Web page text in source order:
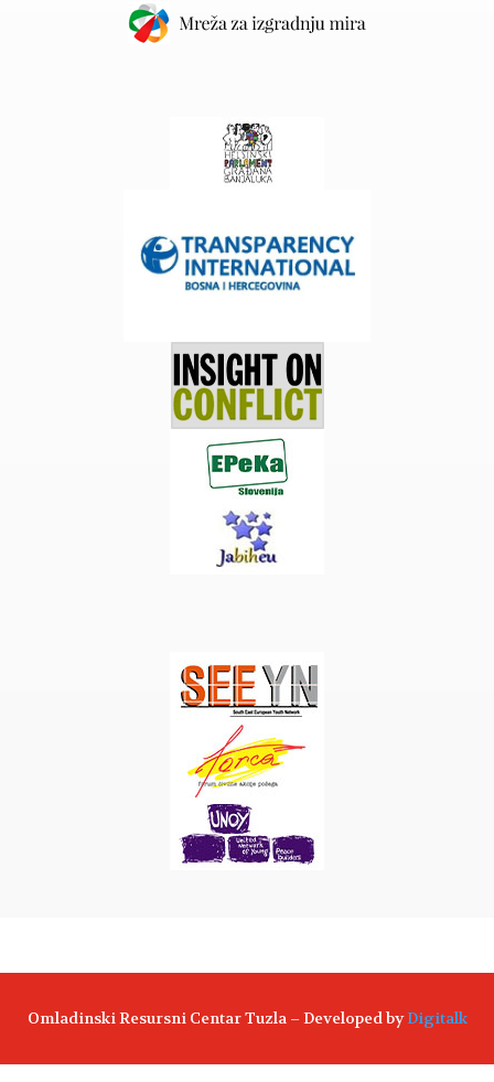
Omladinski Resursni Centar Tuzla – Developed byDigitalk